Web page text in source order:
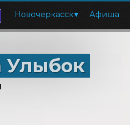
Новочеркасск Афиша
Улыбок